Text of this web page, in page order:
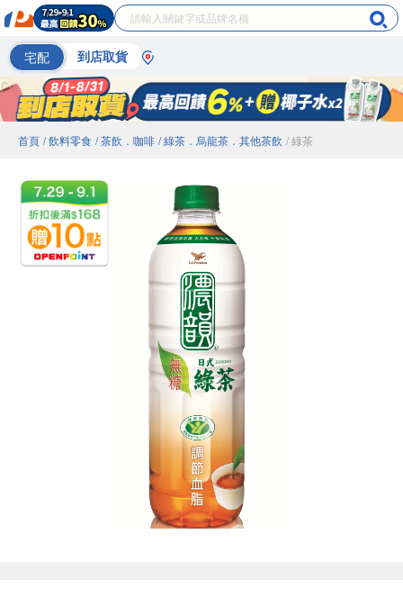
宅配 到店取貨
首頁 / 飲料零食 / 茶飲．咖啡 / 綠茶．烏龍茶．其他茶飲 / 綠茶